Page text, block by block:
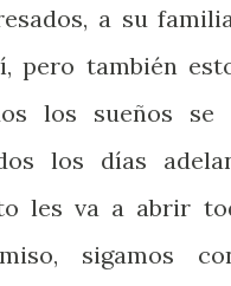
a su
pero también
los sueños se
los días
les va a abrir
sigamos